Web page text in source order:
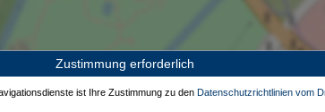
Zustimmung erforderlich
ist Ihre Zustimmung zu den Datenschutzrichtlinien vom